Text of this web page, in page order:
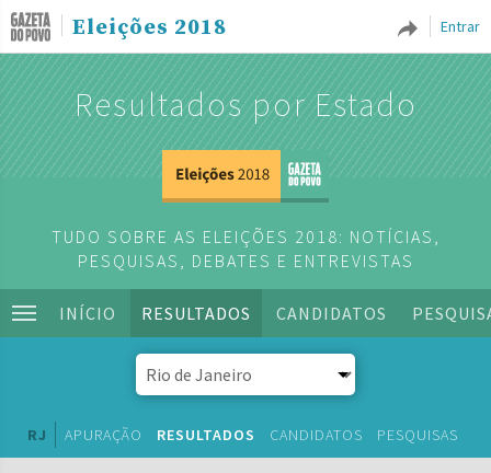
Entrar
Eleições 2018
Resultados por Estado
TUDO SOBRE AS ELEIÇÕES 2018: NOTÍCIAS,
PESQUISAS, DEBATES E ENTREVISTAS
INÍCIO RESULTADOS CANDIDATOS
RJ APURAÇÃO RESULTADOS CANDIDATOS PESQUISAS